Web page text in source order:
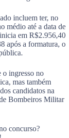
incluem ter, no
médio até a data de
em R$2.956,40
após a formatura, o
o ingresso no
mas também
candidatos na
Bombeiros Militar
concurso?